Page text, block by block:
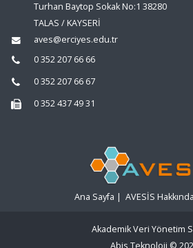
Turhan Baytop Sokak No:1 38280
TALAS / KAYSERİ
aves@erciyes.edu.tr
0 352 207 66 66
0 352 207 66 67
0 352 437 49 31
Ana Sayfa | AVESİS Hakkında
Akademik Veri Yönetim
Abis Teknoloji ©